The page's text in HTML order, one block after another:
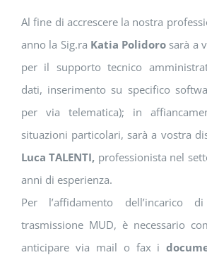
Al fine di accrescere la nostra
anno la Sig.ra Katia Polidoro sarà a
per il supporto tecnico
dati, inserimento su specifico
per via telematica); in
situazioni particolari, sarà a vostra
Luca TALENTI, professionista nel
anni di esperienza.
Per l’affidamento dell’incarico
trasmissione MUD, è necessario
anticipare via mail o fax i